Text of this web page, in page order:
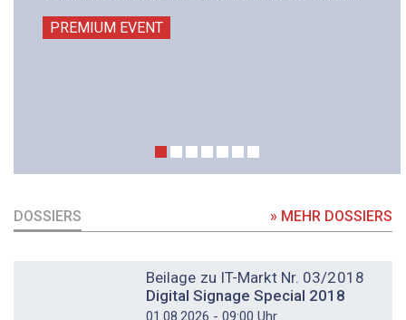
PREMIUM EVENT
DOSSIERS » MEHR DOSSIERS
Beilage zu IT-Markt Nr. 03/2018
Digital Signage Special 2018